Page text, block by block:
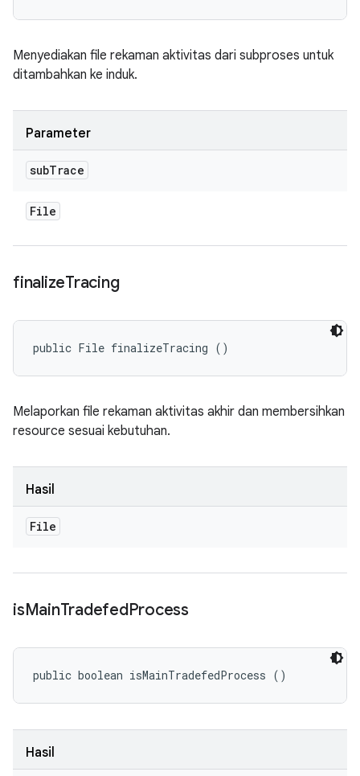
Menyediakan file rekaman aktivitas dari subproses untuk
ditambahkan ke induk.
Parameter
subTrace
File
finalizeTracing
public File finalizeTracing ()
Melaporkan file rekaman aktivitas akhir dan membersihkan
resource sesuai kebutuhan.
Hasil
File
isMainTradefedProcess
public boolean isMainTradefedProcess ()
Hasil